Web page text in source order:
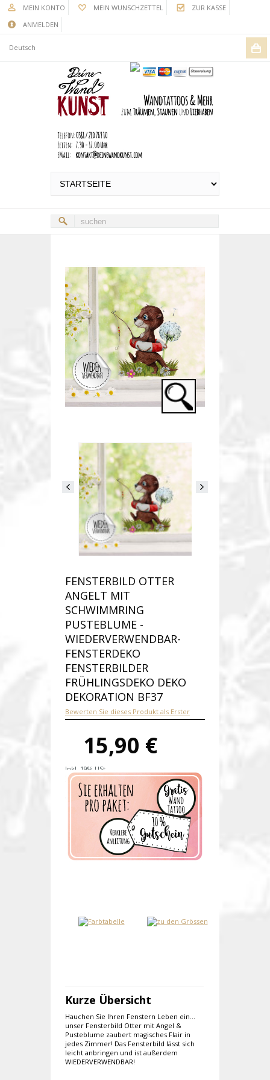
MEIN KONTO MEIN WUNSCHZETTEL
ZUR KASSE
ANMELDEN
Deutsch
FENSTERBILD OTTER
ANGELT MIT
SCHWIMMRING
PUSTEBLUME -
WIEDERVERWENDBAR-
FENSTERDEKO
FENSTERBILDER
FRÜHLINGSDEKO DEKO
DEKORATION BF37
Bewerten Sie dieses Produkt als Erster
15,90 €
Inkl. 19% USt.
Versandkosten
Produktnummer:bf37-D
Verfügbarkeit:Auf Lager
Lieferzeit: 1-2 Werktage
Kurze Übersicht
Hauchen Sie Ihren Fenstern Leben ein...
unser Fensterbild Otter mit Angel &
Pusteblume zaubert magisches Flair in
jedes Zimmer! Das Fensterbild lässt sich
leicht anbringen und ist außerdem
WIEDERVERWENDBAR!